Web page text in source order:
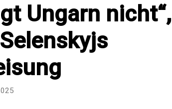
Ungarn nicht“,